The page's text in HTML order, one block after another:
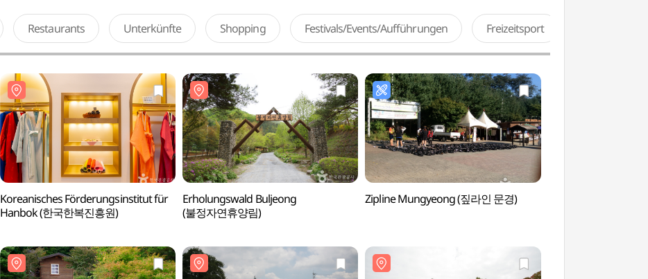
Restaurants Unterkünfte Shopping Festivals/Events/Aufführungen Freizeitsport
Koreanisches Förderungsinstitut für
Hanbok (한국한복진흥원)
Erholungswald Buljeong
(불정자연휴양림)
Zipline Mungyeong (짚라인 문경)